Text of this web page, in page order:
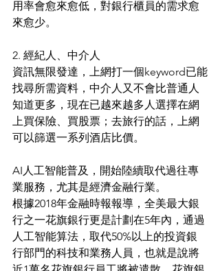
用率會愈來愈低，對銀行櫃員的需求愈
來愈少。
2. 經紀人、中介人
資訊無限發達，上網打一個keyword已能
找尋所需資料，中介人又不會比普通人
知道更多，現在已越來越多人選擇在網
上買保險、買股票；去旅行的話，上網
可以篩選一系列酒店比價。
AI人工智能普及，開始陸續取代過往專
業服務，尤其是經濟金融行業。
根據2018年金融時報報導，全美最大銀
行之一花旗銀行更是計劃在5年內，通過
人工智能算法，取代50%以上的投資銀
行部門的科技和業務人員，也就是說將